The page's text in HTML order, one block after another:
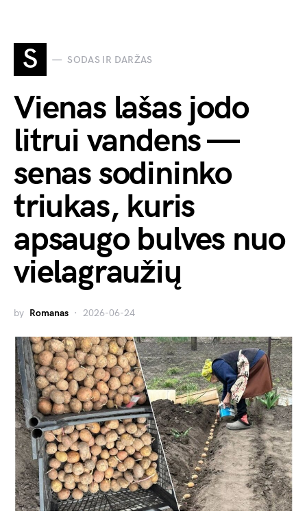
S SODAS IR DARŽAS
Vienas lašas jodo
litrui vandens —
senas sodininko
triukas, kuris
apsaugo bulves nuo
vielagraužių
by Romanas 2026-06-24